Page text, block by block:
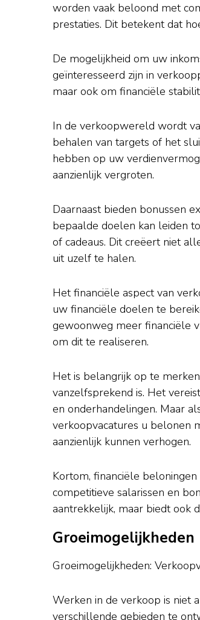
worden vaak beloond met
prestaties. Dit betekent dat
De mogelijkheid om uw
geïnteresseerd zijn in
maar ook om financiële
In de verkoopwereld wordt
behalen van targets of het
hebben op uw
aanzienlijk vergroten.
Daarnaast bieden bonussen
bepaalde doelen kan leiden
of cadeaus. Dit creëert niet
uit uzelf te halen.
Het financiële aspect van
uw financiële doelen te
gewoonweg meer financiële
om dit te realiseren.
Het is belangrijk op te
vanzelfsprekend is. Het
en onderhandelingen. Maar
verkoopvacatures u belonen
aanzienlijk kunnen verhogen.
Kortom, financiële
competitieve salarissen en
aantrekkelijk, maar biedt ook
Groeimogelijkheden
Groeimogelijkheden:
Werken in de verkoop is niet
verschillende gebieden te